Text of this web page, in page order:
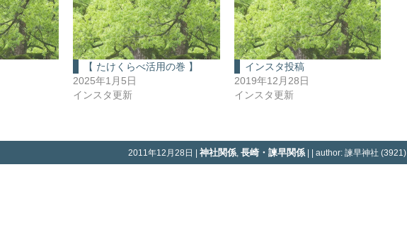
【 たけくらべ活用の巻 】
2025年1月5日
インスタ更新
インスタ投稿
2019年12月28日
インスタ更新
2011年12月28日 | 神社関係, 長崎・諫早関係 | | author: 諫早神社 (3921) |